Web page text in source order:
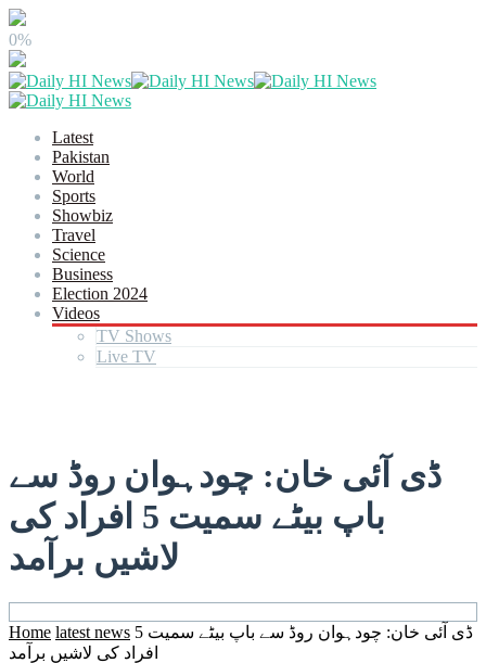
0%
Latest
Pakistan
World
Sports
Showbiz
Travel
Science
Business
Election 2024
Videos
TV Shows
Live TV
ڈی آئی خان: چودہوان روڈ سے
باپ بیٹے سمیت 5 افراد کی
لاشیں برآمد
Home latest news ڈی آئی خان: چودہوان روڈ سے باپ بیٹے سمیت 5
افراد کی لاشیں برآمد